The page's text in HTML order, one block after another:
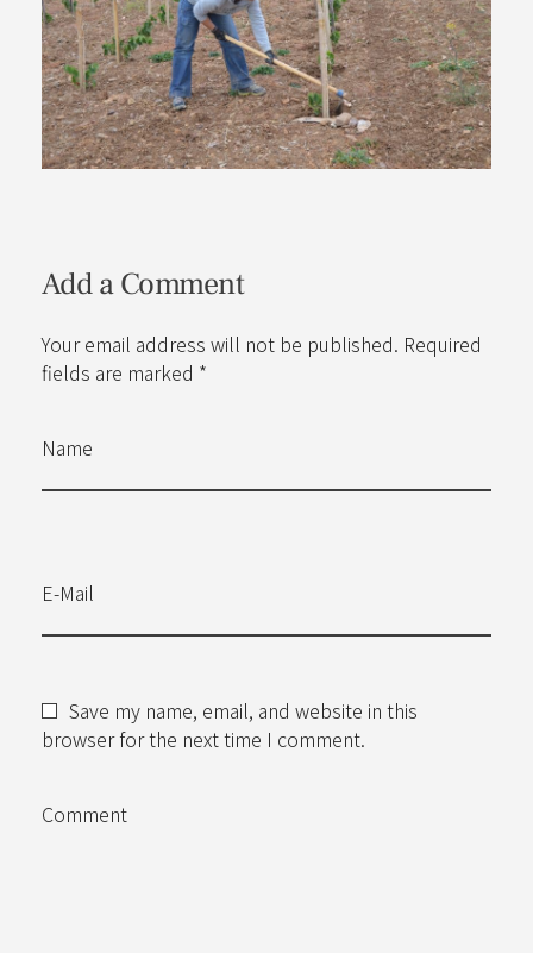
Add a Comment
Your email address will not be published. Required
fields are marked *
Name
E-Mail
Save my name, email, and website in this
browser for the next time I comment.
Comment